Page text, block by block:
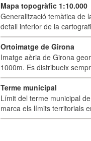
Mapa topogràfic 1:10.000
Generalització temàtica de
detall inferior de la
Ortoimatge de Girona
Imatge aèria de Girona
1000m. Es distribueix
Terme municipal
Límit del terme municipal
marca els límits territorials